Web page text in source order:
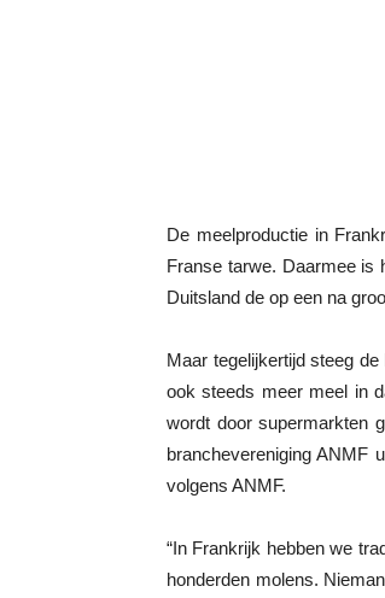
De meelproductie in
Franse tarwe. Daarmee is
Duitsland de op een na
Maar tegelijkertijd steeg
ook steeds meer meel in
wordt door supermarkten
branchevereniging ANMF
volgens ANMF.
“In Frankrijk hebben we
honderden molens.